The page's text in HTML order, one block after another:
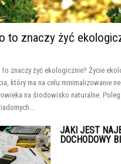
to znaczy żyć
to znaczy żyć ekologicznie? Życie
który ma na celu minimalizowanie
na środowisko naturalne.
JAKI JEST
DOCHODOWY